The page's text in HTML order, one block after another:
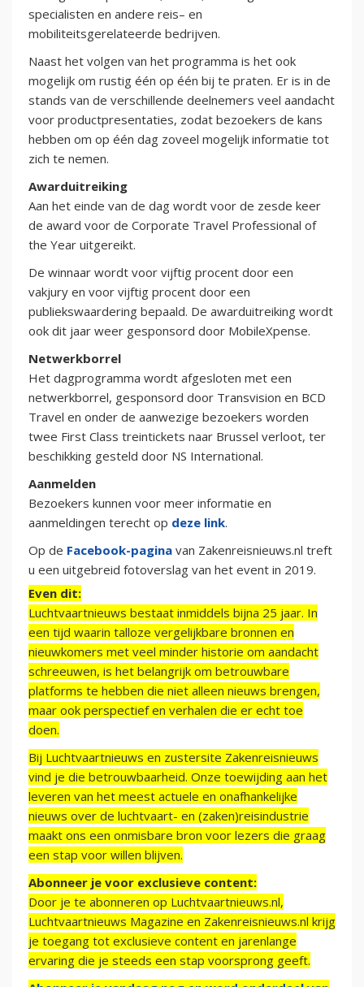
specialisten en andere reis– en
mobiliteitsgerelateerde bedrijven.
Naast het volgen van het programma is het ook
mogelijk om rustig één op één bij te praten. Er is in de
stands van de verschillende deelnemers veel aandacht
voor productpresentaties, zodat bezoekers de kans
hebben om op één dag zoveel mogelijk informatie tot
zich te nemen.
Awarduitreiking
Aan het einde van de dag wordt voor de zesde keer
de award voor de Corporate Travel Professional of
the Year uitgereikt.
De winnaar wordt voor vijftig procent door een
vakjury en voor vijftig procent door een
publiekswaardering bepaald. De awarduitreiking wordt
ook dit jaar weer gesponsord door MobileXpense.
Netwerkborrel
Het dagprogramma wordt afgesloten met een
netwerkborrel, gesponsord door Transvision en BCD
Travel en onder de aanwezige bezoekers worden
twee First Class treintickets naar Brussel verloot, ter
beschikking gesteld door NS International.
Aanmelden
Bezoekers kunnen voor meer informatie en
aanmeldingen terecht op deze link.
Op de Facebook-pagina van Zakenreisnieuws.nl treft
u een uitgebreid fotoverslag van het event in 2019.
Even dit:
Luchtvaartnieuws bestaat inmiddels bijna 25 jaar. In
een tijd waarin talloze vergelijkbare bronnen en
nieuwkomers met veel minder historie om aandacht
schreeuwen, is het belangrijk om betrouwbare
platforms te hebben die niet alleen nieuws brengen,
maar ook perspectief en verhalen die er echt toe
doen.
Bij Luchtvaartnieuws en zustersite Zakenreisnieuws
vind je die betrouwbaarheid. Onze toewijding aan het
leveren van het meest actuele en onafhankelijke
nieuws over de luchtvaart- en (zaken)reisindustrie
maakt ons een onmisbare bron voor lezers die graag
een stap voor willen blijven.
Abonneer je voor exclusieve content:
Door je te abonneren op Luchtvaartnieuws.nl,
Luchtvaartnieuws Magazine en Zakenreisnieuws.nl krijg
je toegang tot exclusieve content en jarenlange
ervaring die je steeds een stap voorsprong geeft.